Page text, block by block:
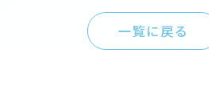
一覧に戻る